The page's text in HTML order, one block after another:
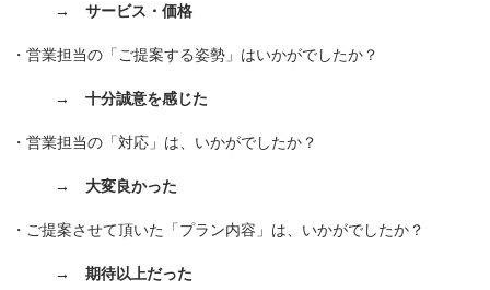
→ サービス・価格
・営業担当の「ご提案する姿勢」はいかがでしたか？
→ 十分誠意を感じた
・営業担当の「対応」は、いかがでしたか？
→ 大変良かった
・ご提案させて頂いた「プラン内容」は、いかがでしたか？
→ 期待以上だった